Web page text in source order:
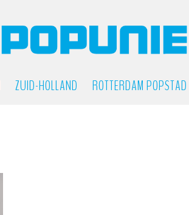
ZUID-HOLLAND ROTTERDAM POPSTAD